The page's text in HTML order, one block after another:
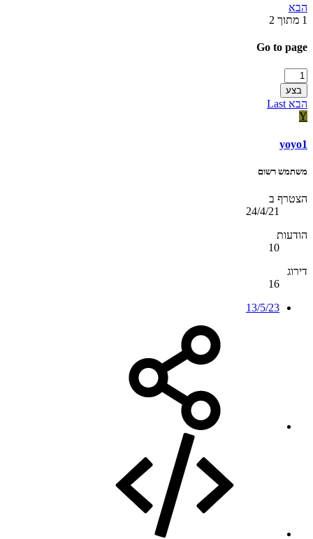
הבא
1 מתוך 2
Go to page
בצע
הבא Last
Y
yoyo1
משתמש רשום
הצטרף ב
24/4/21
הודעות
10
דירוג
16
13/5/23